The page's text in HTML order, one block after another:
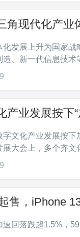
角现代化产业
化发展上升为国家
造、新一代信息技术
产业发展按下“
字文化产业发展按
展大会上，多个齐文
售，iPhone
速回落跌超1.5%，